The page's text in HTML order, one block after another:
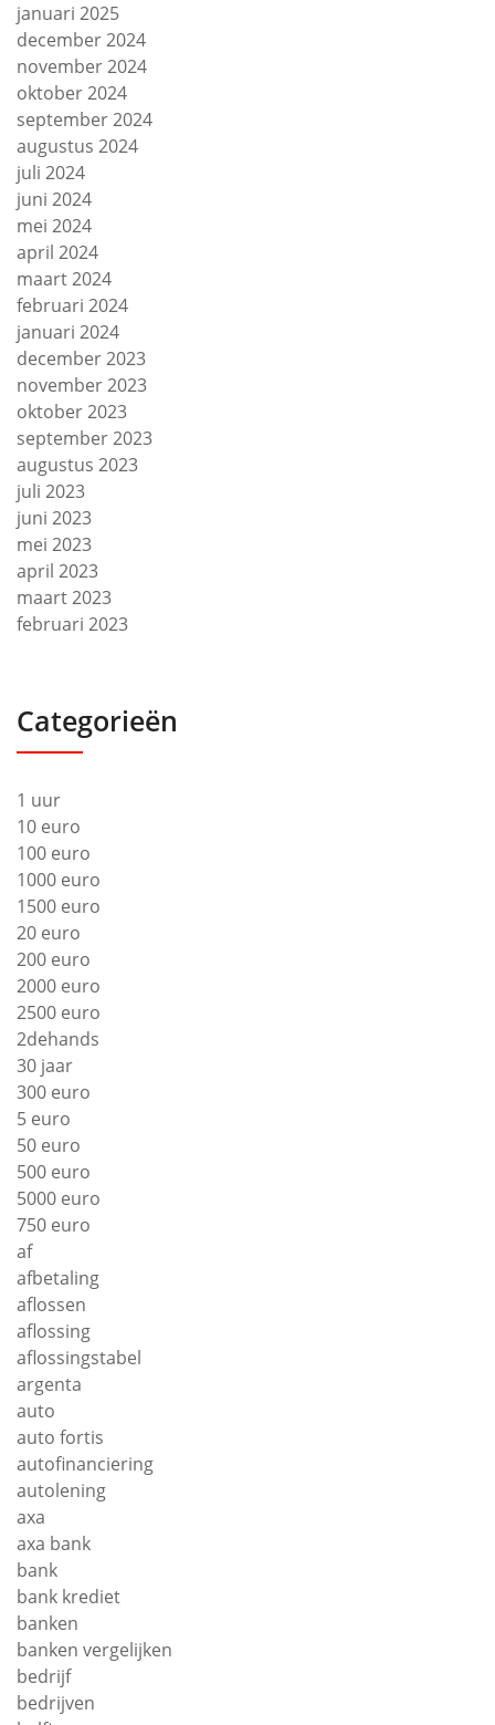
januari 2025
december 2024
november 2024
oktober 2024
september 2024
augustus 2024
juli 2024
juni 2024
mei 2024
april 2024
maart 2024
februari 2024
januari 2024
december 2023
november 2023
oktober 2023
september 2023
augustus 2023
juli 2023
juni 2023
mei 2023
april 2023
maart 2023
februari 2023
Categorieën
1 uur
10 euro
100 euro
1000 euro
1500 euro
20 euro
200 euro
2000 euro
2500 euro
2dehands
30 jaar
300 euro
5 euro
50 euro
500 euro
5000 euro
750 euro
af
afbetaling
aflossen
aflossing
aflossingstabel
argenta
auto
auto fortis
autofinanciering
autolening
axa
axa bank
bank
bank krediet
banken
banken vergelijken
bedrijf
bedrijven